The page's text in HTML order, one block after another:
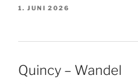
1. JUNI 2026
Quincy – Wandel